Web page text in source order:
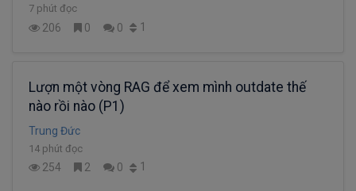
7 phút đọc
206 0 0 1
Lượn một vòng RAG để xem mình outdate thế
nào rồi nào (P1)
Trung Đức
14 phút đọc
254 2 0 1